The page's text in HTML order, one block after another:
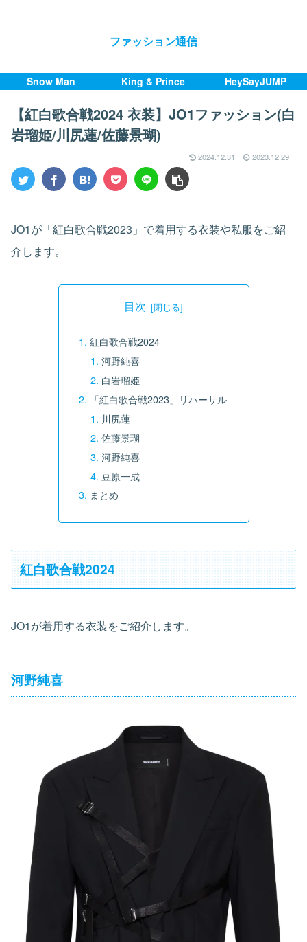
ファッション通信
Snow Man King & Prince HeySayJUMP
【紅白歌合戦2024 衣装】JO1ファッション(白
岩瑠姫/川尻蓮/佐藤景瑚)
2024.12.31 2023.12.29
JO1が「紅白歌合戦2023」で着用する衣装や私服をご紹
介します。
目次
紅白歌合戦2024
河野純喜
白岩瑠姫
「紅白歌合戦2023」リハーサル
川尻蓮
佐藤景瑚
河野純喜
豆原一成
まとめ
紅白歌合戦2024
JO1が着用する衣装をご紹介します。
河野純喜